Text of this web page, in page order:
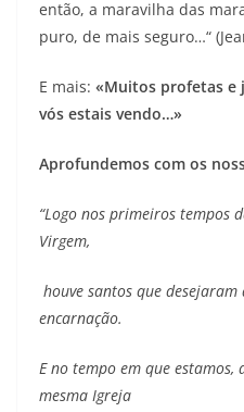
então, a maravilha das
puro, de mais seguro…“
E mais: «Muitos profetas e
vós estais vendo…»
Aprofundemos com os
“Logo nos primeiros tempos
Virgem,
houve santos que
encarnação.
E no tempo em que estamos,
mesma Igreja